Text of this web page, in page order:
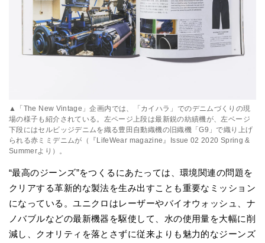
▲「The New Vintage」企画内では、「カイハラ」でのデニムづくりの現
場の様子も紹介されている。左ページ上段は最新鋭の紡績機が、左ベージ
下段にはセルビッジデニムを織る豊田自動織機の旧織機「G9」で織り上げ
られる赤ミミデニムが（『LifeWear magazine』Issue 02 2020 Spring &
Summerより）。
“最高のジーンズ”をつくるにあたっては、環境関連の問題を
クリアする革新的な製法を生み出すことも重要なミッション
になっている。ユニクロはレーザーやバイオウォッシュ、ナ
ノバブルなどの最新機器を駆使して、水の使用量を大幅に削
減し、クオリティを落とさずに従来よりも魅力的なジーンズ